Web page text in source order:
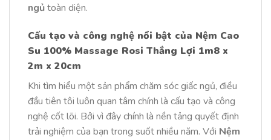
ngủtoàn diện.
Cấu tạo và công nghệ nổi bật của Nệm Cao
Su 100% Massage Rosi Thắng Lợi 1m8 x
2m x 20cm
Khi tìm hiểu một sản phẩm chăm sóc giấc ngủ, điều
đầu tiên tôi luôn quan tâm chính là cấu tạo và công
nghệ cốt lõi. Bởi vì đây chính là nền tảng quyết định
trải nghiệm của bạn trong suốt nhiều năm. Với Nệm